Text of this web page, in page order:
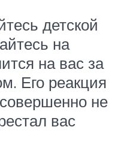
детской
на
на вас за
Его реакция
не
вас